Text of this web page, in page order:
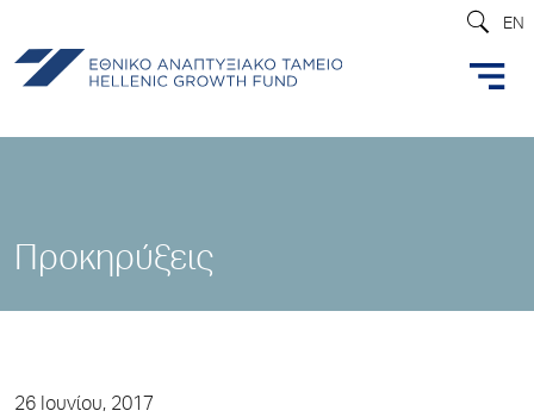
EN
Προκηρύξεις
26 Ιουνίου, 2017